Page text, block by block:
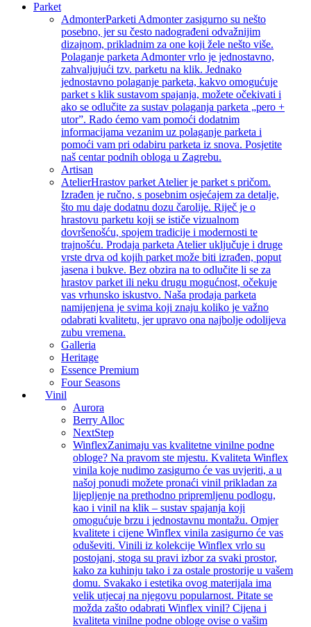
Parket
AdmonterParketi Admonter zasigurno su nešto
posebno, jer su često nadograđeni odvažnijim
dizajnom, prikladnim za one koji žele nešto više.
Polaganje parketa Admonter vrlo je jednostavno,
zahvaljujući tzv. parketu na klik. Jednako
jednostavno polaganje parketa, kakvo omogućuje
parket s klik sustavom spajanja, možete očekivati i
ako se odlučite za sustav polaganja parketa „pero +
utor”. Rado ćemo vam pomoći dodatnim
informacijama vezanim uz polaganje parketa i
pomoći vam pri odabiru parketa iz snova. Posjetite
naš centar podnih obloga u Zagrebu.
Artisan
AtelierHrastov parket Atelier je parket s pričom.
Izrađen je ručno, s posebnim osjećajem za detalje,
što mu daje dodatnu dozu čarolije. Riječ je o
hrastovu parketu koji se ističe vizualnom
dovršenošću, spojem tradicije i modernosti te
trajnošću. Prodaja parketa Atelier uključuje i druge
vrste drva od kojih parket može biti izrađen, poput
jasena i bukve. Bez obzira na to odlučite li se za
hrastov parket ili neku drugu mogućnost, očekuje
vas vrhunsko iskustvo. Naša prodaja parketa
namijenjena je svima koji znaju koliko je važno
odabrati kvalitetu, jer upravo ona najbolje odolijeva
zubu vremena.
Galleria
Heritage
Essence Premium
Four Seasons
Vinil
Aurora
Berry Alloc
NextStep
WinflexZanimaju vas kvalitetne vinilne podne
obloge? Na pravom ste mjestu. Kvaliteta Winflex
vinila koje nudimo zasigurno će vas uvjeriti, a u
našoj ponudi možete pronaći vinil prikladan za
lijepljenje na prethodno pripremljenu podlogu,
kao i vinil na klik – sustav spajanja koji
omogućuje brzu i jednostavnu montažu. Omjer
kvalitete i cijene Winflex vinila zasigurno će vas
oduševiti. Vinili iz kolekcije Winflex vrlo su
postojani, stoga su pravi izbor za svaki prostor,
kako za kuhinju tako i za ostale prostorije u vašem
domu. Svakako i estetika ovog materijala ima
velik utjecaj na njegovu popularnost. Pitate se
možda zašto odabrati Winflex vinil? Cijena i
kvaliteta vinilne podne obloge ovise o vašim